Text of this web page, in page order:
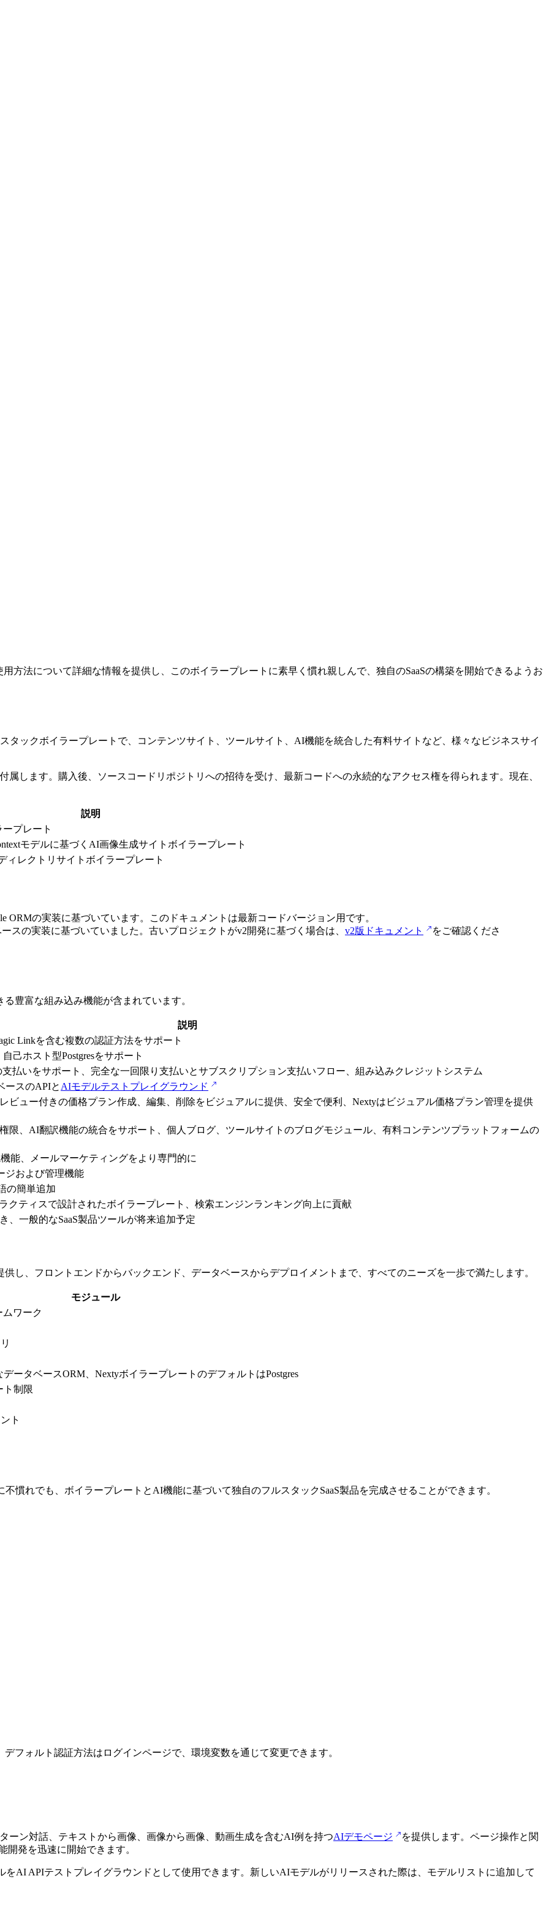
方法について詳細な情報を提供し、このボイラープレートに素早く慣れ親しんで、独自のSaaSの構築を開始できるようお
タックボイラープレートで、コンテンツサイト、ツールサイト、AI機能を統合した有料サイトなど、様々なビジネスサイ
します。購入後、ソースコードリポジトリへの招待を受け、最新コードへの永続的なアクセス権を得られます。現在、
説明
ープレート
モデルに基づくAI画像生成サイトボイラープレート
ィレクトリサイトボイラープレート
ORMの実装に基づいています。このドキュメントは最新コードバージョン用です。
スの実装に基づいていました。古いプロジェクトがv2開発に基づく場合は、 v2版ドキュメント をご確認くださ
豊富な組み込み機能が含まれています。
説明
Linkを含む複数の認証方法をサポート
己ホスト型Postgresをサポート
払いをサポート、完全な一回限り支払いとサブスクリプション支払いフロー、組み込みクレジットシステム
ースのAPIと AIモデルテストプレイグラウンド
ビュー付きの価格プラン作成、編集、削除をビジュアルに提供、安全で便利、Nextyはビジュアル価格プラン管理を提供
限、AI翻訳機能の統合をサポート、個人ブログ、ツールサイトのブログモジュール、有料コンテンツプラットフォームの
能、メールマーケティングをより専門的に
ジおよび管理機能
の簡単追加
クティスで設計されたボイラープレート、検索エンジンランキング向上に貢献
、一般的なSaaS製品ツールが将来追加予定
し、フロントエンドからバックエンド、データベースからデプロイメントまで、すべてのニーズを一歩で満たします。
モジュール
ムワーク
データベースORM、NextyボイラープレートのデフォルトはPostgres
ト制限
ト
慣れでも、ボイラープレートとAI機能に基づいて独自のフルスタックSaaS製品を完成させることができます。
フォルト認証方法はログインページで、環境変数を通じて変更できます。
ーン対話、テキストから画像、画像から画像、動画生成を含むAI例を持つAIデモページ
を提供します。ページ操作と関
発を迅速に開始できます。
AI APIテストプレイグラウンドとして使用できます。新しいAIモデルがリリースされた際は、モデルリストに追加して